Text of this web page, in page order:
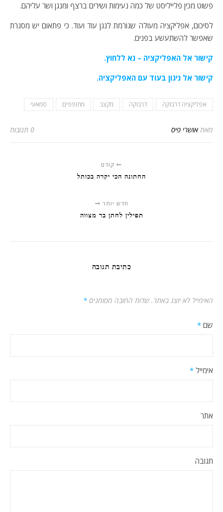
פשוט מכין פלייליסט של כמה נעימות ושירים ברצף ומנגן ושר עליהם.
לסיכום, אפליקציה מעולה שגורמת לנגן עוד ועוד. כי פתאום יש מסגרת
שאפשר להשתעשע בפנים.
קישור אל האפליקציה – נא ללחוץ.
קישור אל ניגון בעוד עם האפליקציה.
אפליקציה דרבוקה דרבוקה מקצב מתופפים סמאעי
מאתאושרי פיס 0 תגובות
קודם
החתונה הכי יקרה בכותל
חדש יותר
תפילין לחתן בר מצווה
כתיבת תגובה
האימייל לא יוצג באתר. שדות החובה מסומנים *
שם *
אימייל *
אתר
תגובה